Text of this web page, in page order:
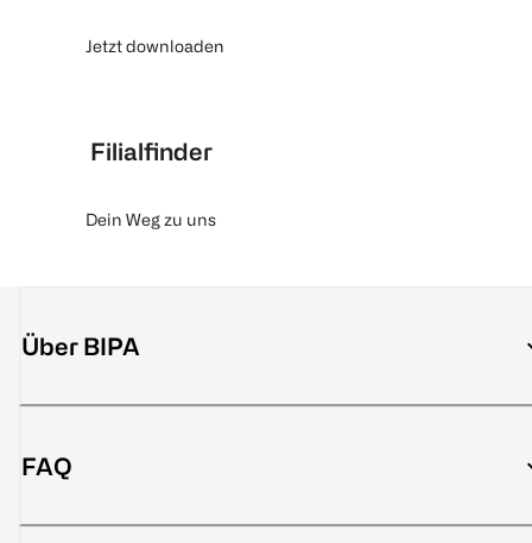
Jetzt downloaden
Filialfinder
Dein Weg zu uns
Über BIPA
FAQ